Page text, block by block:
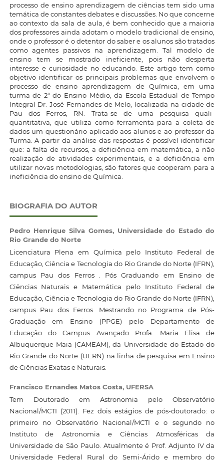
processo de ensino aprendizagem de ciências tem sido uma
temática de constantes debates e discussões. No que concerne
ao contexto da sala de aula, é bem conhecido que a maioria
dos professores ainda adotam o modelo tradicional de ensino,
onde o professor é o detentor do saber e os alunos são tratados
como agentes passivos na aprendizagem. Tal modelo de
ensino tem se mostrado ineficiente, pois não desperta
interesse e curiosidade no educando. Este artigo tem como
objetivo identificar os principais problemas que envolvem o
processo de ensino aprendizagem de Química, em uma
turma de 2° do Ensino Médio, da Escola Estadual de Tempo
Integral Dr. José Fernandes de Melo, localizada na cidade de
Pau dos Ferros, RN. Trata-se de uma pesquisa quali-
quantitativa, que utiliza como ferramenta para a coleta de
dados um questionário aplicado aos alunos e ao professor da
Turma. A partir da análise das respostas é possível identificar
que: a falta de recursos, a deficiência em matemática, a não
realização de atividades experimentais, e a deficiência em
utilizar novas metodologias, são fatores que cooperam para a
ineficiência do ensino de Química.
BIOGRAFIA DO AUTOR
Pedro Henrique Silva Gomes, Universidade do Estado do
Rio Grande do Norte
Licenciatura Plena em Química pelo Instituto Federal de
Educação, Ciência e Tecnologia do Rio Grande do Norte (IFRN),
campus Pau dos Ferros . Pós Graduando em Ensino de
Ciências Naturais e Matemática pelo Instituto Federal de
Educação, Ciência e Tecnologia do Rio Grande do Norte (IFRN),
campus Pau dos Ferros. Mestrando no Programa de Pós-
Graduação em Ensino (PPGE) pelo Departamento de
Educação do Campus Avançado Profa. Maria Elisa de
Albuquerque Maia (CAMEAM), da Universidade do Estado do
Rio Grande do Norte (UERN) na linha de pesquisa em Ensino
de Ciências Exatas e Naturais.
Francisco Ernandes Matos Costa, UFERSA
Tem Doutorado em Astronomia pelo Observatório
Nacional/MCTI (2011). Fez dois estágios de pós-doutorado: o
primeiro no Observatório Nacional/MCTI e o segundo no
Instituto de Astronomia e Ciências Atmosféricas da
Universidade de São Paulo. Atualmente é Prof. Adjunto IV da
Universidade Federal Rural do Semi-Árido e membro do